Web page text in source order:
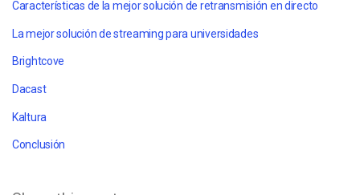
Características de la mejor solución de retransmisión en directo
La mejor solución de streaming para universidades
Brightcove
Dacast
Kaltura
Conclusión